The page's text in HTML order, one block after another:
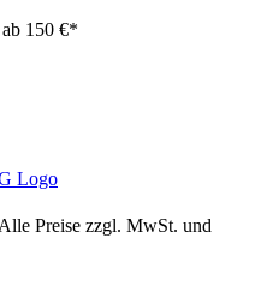
150 €*
Preise zzgl. MwSt. und